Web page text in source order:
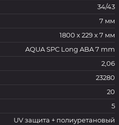
34/43
7 мм
1800 х 229 х 7 мм
AQUA SPC Long ABA 7 mm
2,06
23280
20
5
UV защита + полиуретановый